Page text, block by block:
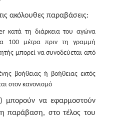
ακόλουθες παραβάσεις:
κατά τη διάρκεια του αγώνα
100 μέτρα πριν τη γραμμή
μπορεί να συνοδεύεται από
βοήθειας ή βοήθειας εκτός
στον κανονισμό
μπορούν να εφαρμοστούν
παράβαση, στο τέλος του